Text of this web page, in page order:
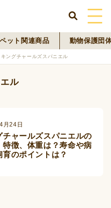
Us
ード事業
ペット関連商品 動物保護団
キングチャールズスパニエル
ル
月24日
チャールズスパニエルの
特徴、体重は？寿命や病
育のポイントは？